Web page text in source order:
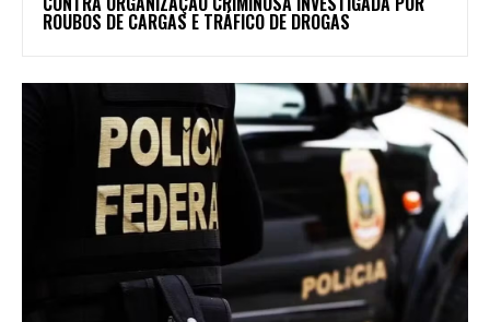
ROUBOS DE CARGAS E TRÁFICO DE DROGAS